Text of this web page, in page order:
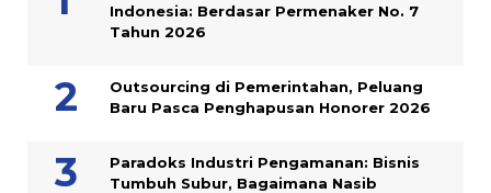
Indonesia: Berdasar Permenaker No. 7
Tahun 2026
Outsourcing di Pemerintahan, Peluang
Baru Pasca Penghapusan Honorer 2026
Paradoks Industri Pengamanan: Bisnis
Tumbuh Subur, Bagaimana Nasib